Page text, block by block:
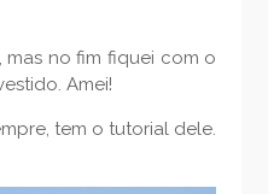
no fim fiquei com o
Amei!
tem o tutorial dele.